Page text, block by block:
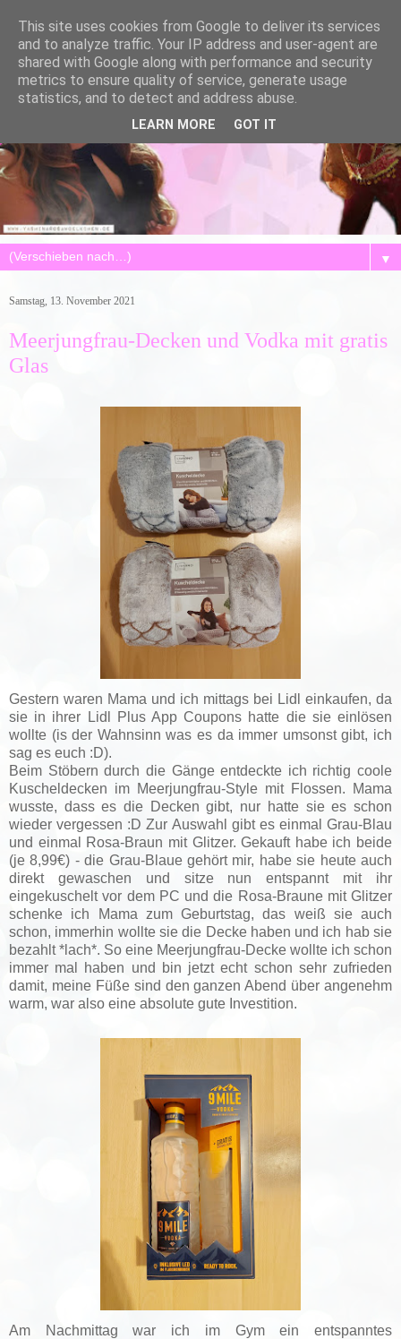
▼
Samstag, 13. November 2021
Meerjungfrau-Decken und Vodka mit gratis
Glas
Gestern waren Mama und ich mittags bei Lidl einkaufen, da
sie in ihrer Lidl Plus App Coupons hatte die sie einlösen
wollte (is der Wahnsinn was es da immer umsonst gibt, ich
sag es euch :D).
Beim Stöbern durch die Gänge entdeckte ich richtig coole
Kuscheldecken im Meerjungfrau-Style mit Flossen. Mama
wusste, dass es die Decken gibt, nur hatte sie es schon
wieder vergessen :D Zur Auswahl gibt es einmal Grau-Blau
und einmal Rosa-Braun mit Glitzer. Gekauft habe ich beide
(je 8,99€) - die Grau-Blaue gehört mir, habe sie heute auch
direkt gewaschen und sitze nun entspannt mit ihr
eingekuschelt vor dem PC und die Rosa-Braune mit Glitzer
schenke ich Mama zum Geburtstag, das weiß sie auch
schon, immerhin wollte sie die Decke haben und ich hab sie
bezahlt *lach*. So eine Meerjungfrau-Decke wollte ich schon
immer mal haben und bin jetzt echt schon sehr zufrieden
damit, meine Füße sind den ganzen Abend über angenehm
warm, war also eine absolute gute Investition.
Am Nachmittag war ich im Gym ein entspanntes
This site uses cookies from Google to deliver its services
and to analyze traffic. Your IP address and user-agent are
shared with Google along with performance and security
metrics to ensure quality of service, generate usage
statistics, and to detect and address abuse.
LEARN MORE GOT IT